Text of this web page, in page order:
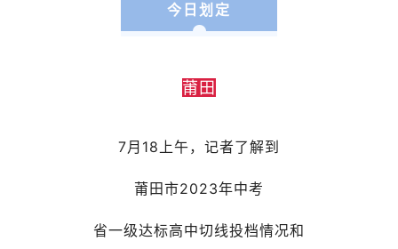
今日划定
莆田
7月18上午，记者了解到
莆田市2023年中考
省一级达标高中切线投档情况和